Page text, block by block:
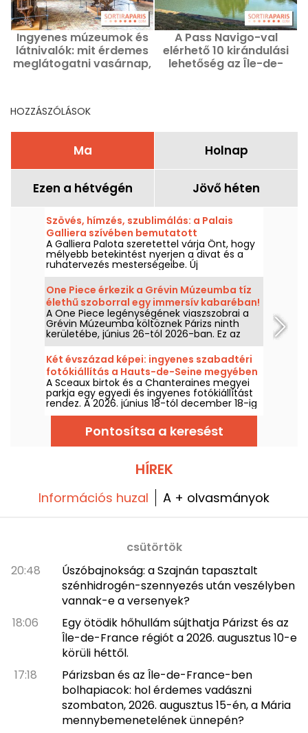
Ingyenes múzeumok és
látnivalók: mit érdemes
meglátogatni vasárnap,
France régióban
A Pass Navigo-val
elérhető 10 kirándulási
lehetőség az Île-de-
HOZZÁSZÓLÁSOK
Ma Holnap
Ezen a hétvégén Jövő héten
Szövés, hímzés, szublimálás: a Palais
Galliera szívében bemutatott
divatismeret
A Galliera Palota szeretettel várja Önt, hogy
mélyebb betekintést nyerjen a divat és a
ruhatervezés mesterségeibe. Új
kiállításukban az díszítőművészet különböző
technikáival ismerkedhet meg, a kézi
hímzéstől a szövés művészetéig, 2025.
december 13. és 2026. október 18. között.
One Piece érkezik a Grévin Múzeumba tíz
élethű szoborral egy immersív kabaréban!
A One Piece legénységének viaszszobrai a
Grévin Múzeumba költöznek Párizs ninth
kerületébe, június 26-tól 2026-ban. Ez az
első olyan lépés, amely egy japán animációs
universumból érkezik a Grand Boulevards
templomává emlegetett helyre. Elmentünk,
hogy megismerjük a legénység napfényes,
immersív kabaréját, és mindent elárulunk
önöknek.
Két évszázad képei: ingyenes szabadtéri
fotókiállítás a Hauts-de-Seine megyében
A Sceaux birtok és a Chanteraines megyei
parkja egy egyedi és ingyenes fotókiállítást
rendez. A 2026. június 18-tól december 18-ig
tekintse meg a „Két évszázad képei” című
Pontosítsa a keresést
HÍREK
Információs huzal A + olvasmányok
csütörtök
20:48
Úszóbajnokság: a Szajnán tapasztalt
szénhidrogén-szennyezés után veszélyben
vannak-e a versenyek?
18:06
Egy ötödik hőhullám sújthatja Párizst és az
Île-de-France régiót a 2026. augusztus 10-e
körüli héttől.
17:18
Párizsban és az Île-de-France-ben
bolhapiacok: hol érdemes vadászni
szombaton, 2026. augusztus 15-én, a Mária
mennybemenetelének ünnepén?